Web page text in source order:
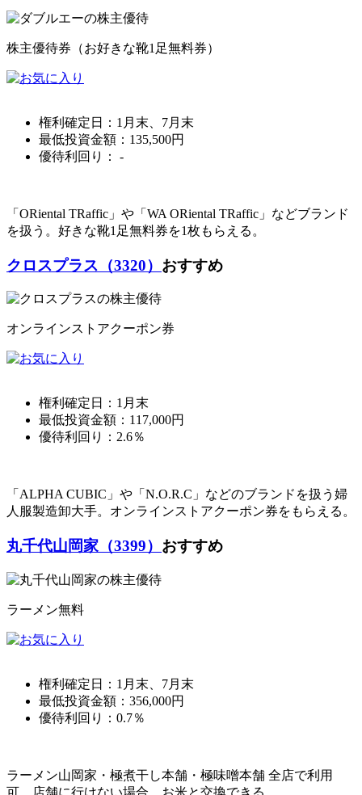
株主優待券（お好きな靴1足無料券）
権利確定日： 1月末、7月末
最低投資金額： 135,500円
優待利回り：
-
「ORiental TRaffic」や「WA ORiental TRaffic」などブランド
を扱う。好きな靴1足無料券を1枚もらえる。
クロスプラス（3320） おすすめ
オンラインストアクーポン券
権利確定日： 1月末
最低投資金額： 117,000円
優待利回り： 2.6％
「ALPHA CUBIC」や「N.O.R.C」などのブランドを扱う婦
人服製造卸大手。オンラインストアクーポン券をもらえる。
丸千代山岡家（3399） おすすめ
ラーメン無料
権利確定日： 1月末、7月末
最低投資金額： 356,000円
優待利回り： 0.7％
ラーメン山岡家・極煮干し本舗・極味噌本舗 全店で利用
可。店舗に行けない場合、お米と交換できる。